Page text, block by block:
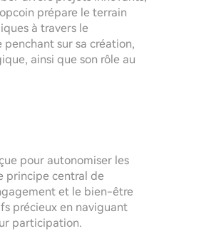
prépare le terrain
à travers le
sur sa création,
ainsi que son rôle au
pour autonomiser les
principe central de
et le bien-être
précieux en naviguant
participation.